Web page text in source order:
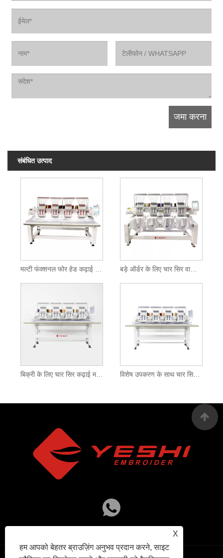
संबंधित उत्पाद
मल्टी फंक्शनल फोर हेड कढ़ाई मशीन बड़े ऑर्डर के लिए चार सिर वाली कढ़ाई मशीन
बिक्री के लिए चार सिर कढ़ाई मशीन विशेष उपकरण के साथ चार सिर वाली कढ़ाई मशीन
X
हम आपको बेहतर ब्राउज़िंग अनुभव प्रदान करने, साइट